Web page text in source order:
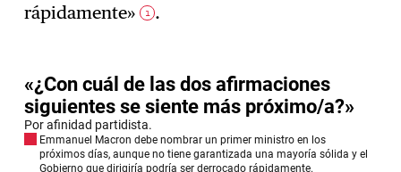
rápidamente» 1 .